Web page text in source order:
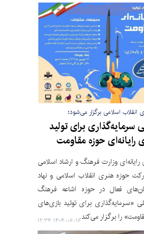
انقلاب اسلامی برگزار می‌شود؛
سرمایه‌گذاری برای تولید
رایانه‌ای حوزه مقاومت
رایانه‌ای وزارت فرهنگ و ارشاد اسلامی
حوزه هنری انقلاب اسلامی و نهاد
فعال در حوزه اشاعه فرهنگ
«سرمایه‌گذاری برای تولید بازی‌های
را برگزار می‌کند.۱۴۰۴-۰۶-۱۶ ۱۲:۳۴